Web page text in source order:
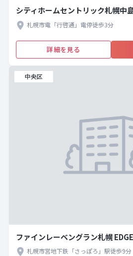
シティホームセントリック札幌中
札幌市電「行啓通」電停徒歩3分
詳細を見る
中央区
ファインレーベングラン札幌 EDGE
札幌市営地下鉄「さっぽろ」駅徒歩9分